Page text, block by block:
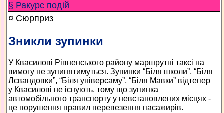
§ Ракурс подій
¤ Сюрприз
Зникли зупинки
У Квасилові Рівненського району маршрутні таксі на
вимогу не зупинятимуться. Зупинки “Біля школи”, “Біля
Лєвандовки”, “Біля універсаму”, “Біля Мавки” відтепер
у Квасилові не існують, тому що зупинка
автомобільного транспорту у невстановлених місцях -
це порушення правил перевезення пасажирів.